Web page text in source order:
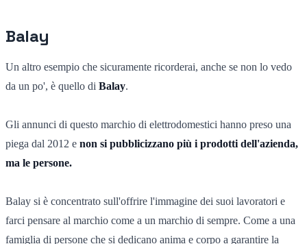
Balay
Un altro esempio che sicuramente ricorderai, anche se non lo vedo
da un po', è quello di Balay.
Gli annunci di questo marchio di elettrodomestici hanno preso una
piega dal 2012 e non si pubblicizzano più i prodotti dell'azienda,
ma le persone.
Balay si è concentrato sull'offrire l'immagine dei suoi lavoratori e
farci pensare al marchio come a un marchio di sempre. Come a una
famiglia di persone che si dedicano anima e corpo a garantire la